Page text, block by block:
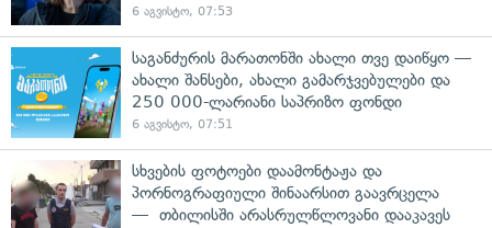
6 აგვისტო, 07:53
საგანძურის მარათონში ახალი თვე დაიწყო —
ახალი შანსები, ახალი გამარჯვებულები და
250 000-ლარიანი საპრიზო ფონდი
6 აგვისტო, 07:51
სხვების ფოტოები დაამონტაჟა და
პორნოგრაფიული შინაარსით გაავრცელა
— თბილისში არასრულწლოვანი დააკავეს